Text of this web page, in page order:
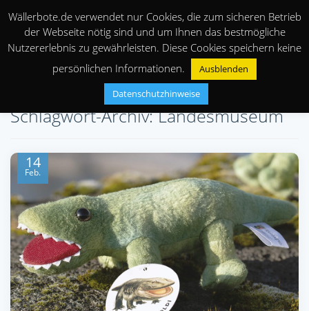
Schlagwort-Archiv: Landesmuseum
14
Feb.
Wällerbote.de verwendet nur Cookies, die zum sicheren Betrieb
der Webseite nötig sind und um Ihnen das bestmögliche
Nutzererlebnis zu gewährleisten. Diese Cookies speichern keine
persönlichen Informationen.
Ausblenden
Datenschutzhinweise